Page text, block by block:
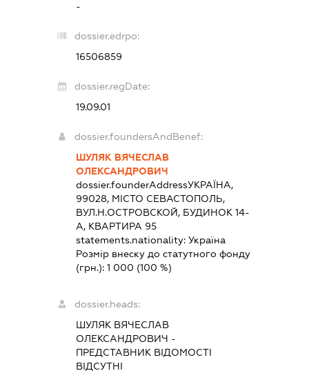
-
dossier.edrpo:
16506859
dossier.regDate:
19.09.01
dossier.foundersAndBenef:
ШУЛЯК ВЯЧЕСЛАВ
ОЛЕКСАНДРОВИЧ
dossier.founderAddressУКРАЇНА,
99028, МІСТО СЕВАСТОПОЛЬ,
ВУЛ.Н.ОСТРОВСКОЙ, БУДИНОК 14-
А, КВАРТИРА 95
statements.nationality: Україна
Розмір внеску до статутного фонду
(грн.): 1 000 (100 %)
dossier.heads:
ШУЛЯК ВЯЧЕСЛАВ
ОЛЕКСАНДРОВИЧ -
ПРЕДСТАВНИКВІДОМОСТІ
ВІДСУТНІ